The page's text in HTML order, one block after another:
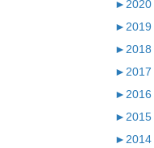
► 2020
► 2019
► 2018
► 2017
► 2016
► 2015
► 2014